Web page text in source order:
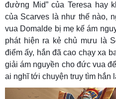
đường Mid” của Teresa hay
của Scarves là như thế nào,
vua Domalde bị mẹ kế ám
phát hiện ra kẻ chủ mưu là
điểm ấy, hắn đã cao chạy xa
giải ám nguyền cho đức vua
ai nghĩ tới chuyện truy tìm hắn